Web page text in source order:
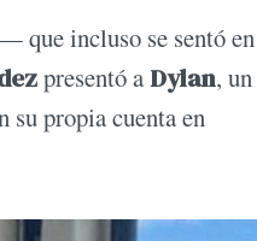
incluso se sentó en
presentó a Dylan, un
su propia cuenta en